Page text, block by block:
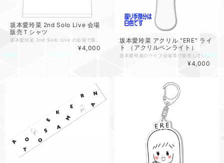
坂本愛玲菜 2nd Solo Live 会場
販売Ｔシャツ
¥4,000
坂本愛玲菜 アクリル "ERE" ライ
ト （アクリルペンライト）
¥4,000